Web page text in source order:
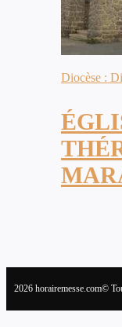
Diocèse :
2026 horairemesse.com©